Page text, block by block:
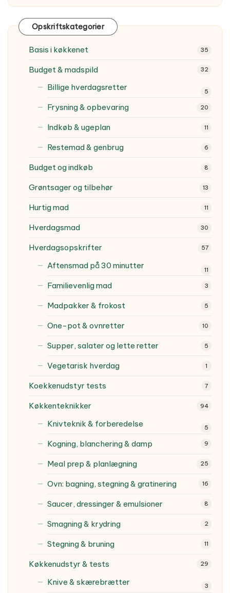
Opskriftskategorier
Basis i køkkenet 35
Budget & madspild 32
Billige hverdagsretter 5
Frysning & opbevaring 20
Indkøb & ugeplan 11
Restemad & genbrug 6
Budget og indkøb 8
Grøntsager og tilbehør 13
Hurtig mad 11
Hverdagsmad 30
Hverdagsopskrifter 57
Aftensmad på 30 minutter 11
Familievenlig mad 3
Madpakker & frokost 5
One-pot & ovnretter 10
Supper, salater og lette retter 5
Vegetarisk hverdag 1
Koekkenudstyr tests 7
Køkkenteknikker 94
Knivteknik & forberedelse 5
Kogning, blanchering & damp 9
Meal prep & planlægning 25
Ovn: bagning, stegning & gratinering 16
Saucer, dressinger & emulsioner 8
Smagning & krydring 2
Stegning & bruning 11
Køkkenudstyr & tests 29
Knive & skærebrætter 3